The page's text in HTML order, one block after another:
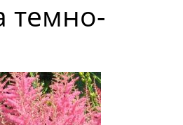
темно-